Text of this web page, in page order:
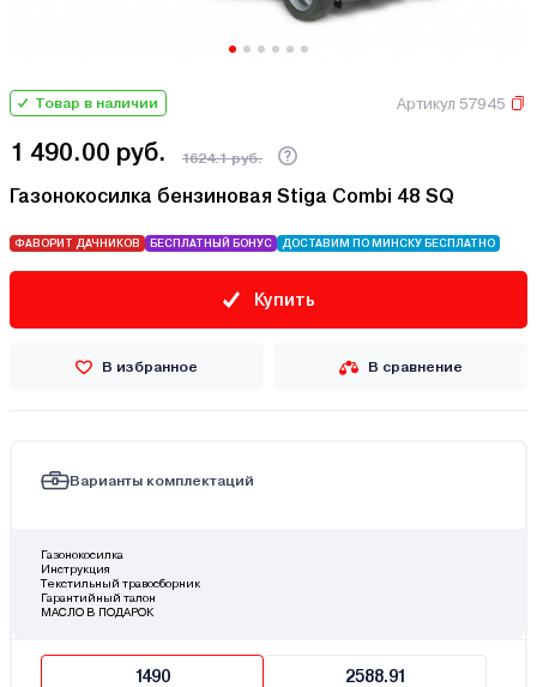
Товар в наличии Артикул 57945
1 490.00 руб. 1624.1 руб.
Газонокосилка бензиновая Stiga Combi 48 SQ
ФАВОРИТ ДАЧНИКОВ БЕСПЛАТНЫЙ БОНУС ДОСТАВИМ ПО МИНСКУ БЕСПЛАТНО
Купить
В избранное В сравнение
Варианты комплектаций
Газонокосилка
Инструкция
Текстильный травосборник
Гарантийный талон
МАСЛО В ПОДАРОК
1490 2588.91